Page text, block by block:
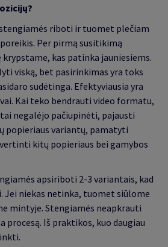
riboti ir tuomet plečiam
Per pirmą susitikimą
krypstame, kas patinka jauniesiems.
viską, bet pasirinkimas yra toks
sudėtinga. Efektyviausia yra
Kai teko bendrauti video formatu,
negalėjo pačiupinėti, pajausti
popieriaus variantų, pamatyti
kitų popieriaus bei gamybos
apsiriboti 2-3 variantais, kad
Jei niekas netinka, tuomet siūlome
mintyje. Stengiamės neapkrauti
procesą. Iš praktikos, kuo daugiau